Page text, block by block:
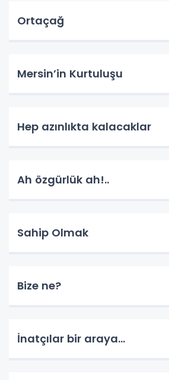
Ortaçağ
Mersin’in Kurtuluşu
Hep azınlıkta kalacaklar
Ah özgürlük ah!..
Sahip Olmak
Bize ne?
İnatçılar bir araya…